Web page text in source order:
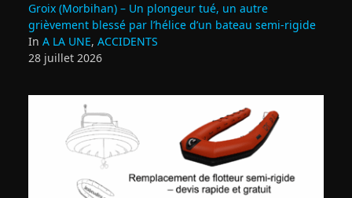
Groix (Morbihan) – Un plongeur tué, un autre
grièvement blessé par l’hélice d’un bateau semi-rigide
In A LA UNE, ACCIDENTS
28 juillet 2026